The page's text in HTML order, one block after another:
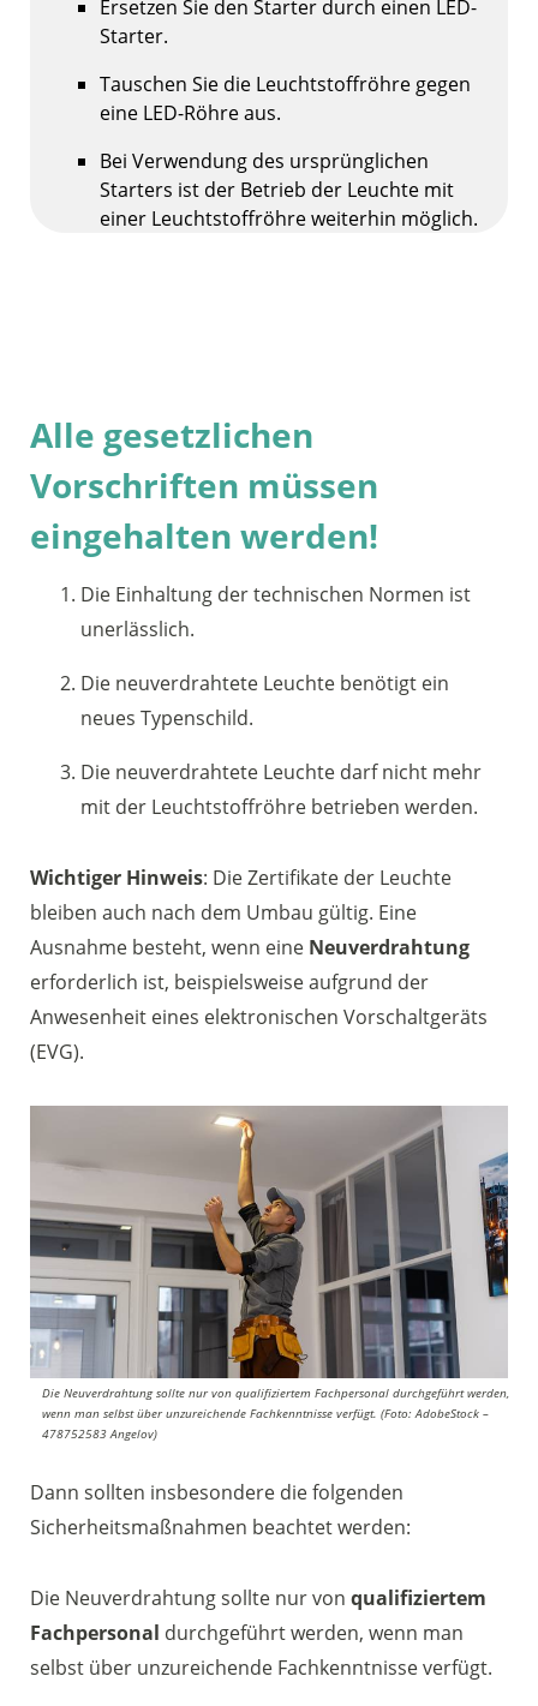
Ersetzen Sie den Starter durch einen LED-
Starter.
Tauschen Sie die Leuchtstoffröhre gegen
eine LED-Röhre aus.
Bei Verwendung des ursprünglichen
Starters ist der Betrieb der Leuchte mit
einer Leuchtstoffröhre weiterhin möglich.
Alle gesetzlichen
Vorschriften müssen
eingehalten werden!
Die Einhaltung der technischen Normen ist
unerlässlich.
Die neuverdrahtete Leuchte benötigt ein
neues Typenschild.
Die neuverdrahtete Leuchte darf nicht mehr
mit der Leuchtstoffröhre betrieben werden.
Wichtiger Hinweis: Die Zertifikate der Leuchte
bleiben auch nach dem Umbau gültig. Eine
Ausnahme besteht, wenn eine Neuverdrahtung
erforderlich ist, beispielsweise aufgrund der
Anwesenheit eines elektronischen Vorschaltgeräts
(EVG).
Die Neuverdrahtung sollte nur von qualifiziertem Fachpersonal durchgeführt werden,
wenn man selbst über unzureichende Fachkenntnisse verfügt. (Foto: AdobeStock –
478752583 Angelov)
Dann sollten insbesondere die folgenden
Sicherheitsmaßnahmen beachtet werden:
Die Neuverdrahtung sollte nur von qualifiziertem
Fachpersonal durchgeführt werden, wenn man
selbst über unzureichende Fachkenntnisse verfügt.